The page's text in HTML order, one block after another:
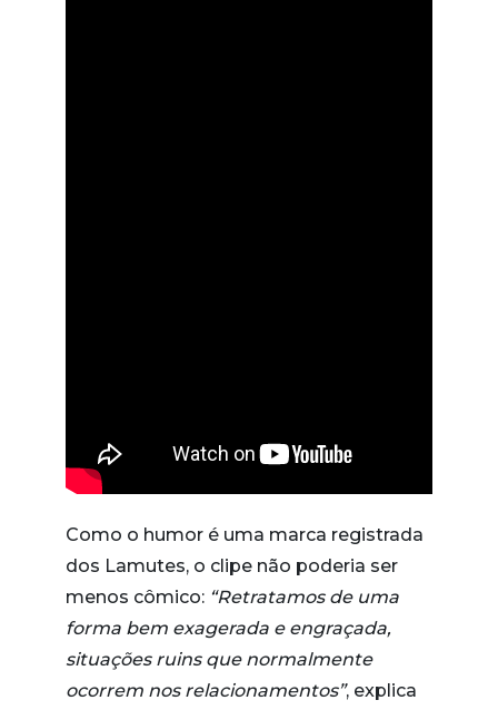
Como o humor é uma marca registrada
dos Lamutes, o clipe não poderia ser
menos cômico: “Retratamos de uma
forma bem exagerada e engraçada,
situações ruins que normalmente
ocorrem nos relacionamentos”, explica